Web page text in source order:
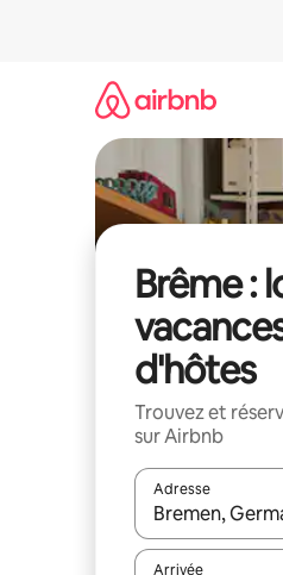
Brême :
d'hôtes
Trouvez et
sur Airbnb
Adresse
Lorsque les
Arrivée